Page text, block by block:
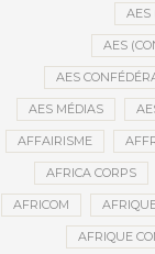
AES
AES
AES
AES MÉDIAS
AFFAIRISME
AFRICA CORPS
AFRICOM
AFRIQUE